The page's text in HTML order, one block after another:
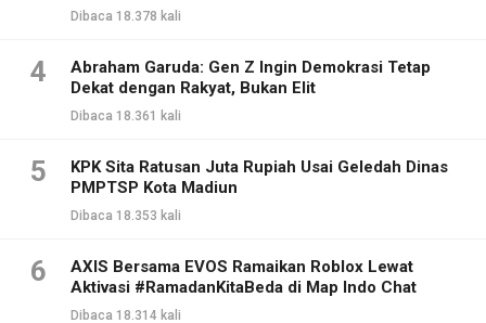
Dibaca 18.378 kali
4
Abraham Garuda: Gen Z Ingin Demokrasi Tetap
Dekat dengan Rakyat, Bukan Elit
Dibaca 18.361 kali
5
KPK Sita Ratusan Juta Rupiah Usai Geledah Dinas
PMPTSP Kota Madiun
Dibaca 18.353 kali
6
AXIS Bersama EVOS Ramaikan Roblox Lewat
Aktivasi #RamadanKitaBeda di Map Indo Chat
Dibaca 18.314 kali